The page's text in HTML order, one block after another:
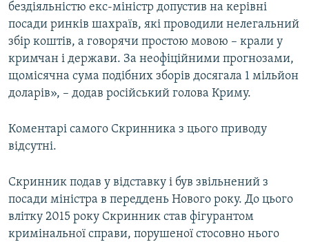
бездіяльністю екс-міністр допустив на керівні
посади ринків шахраїв, які проводили нелегальний
збір коштів, а говорячи простою мовою – крали у
кримчан і держави. За неофіційними прогнозами,
щомісячна сума подібних зборів досягала 1 мільйон
доларів», – додав російський голова Криму.
Коментарі самого Скринника з цього приводу
відсутні.
Скринник подав у відставку і був звільнений з
посади міністра в переддень Нового року. До цього
влітку 2015 року Скринник став фігурантом
кримінальної справи, порушеної стосовно нього